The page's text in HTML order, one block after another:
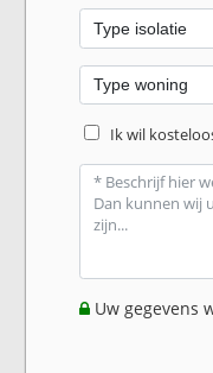
Ik wil
Uw gegevens